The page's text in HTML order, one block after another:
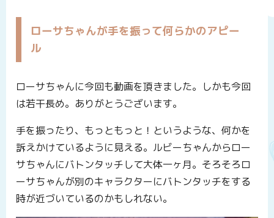
ローサちゃんが手を振って何らかのアピー
ル
ローサちゃんに今回も動画を頂きました。しかも今回
は若干長め。ありがとうございます。
手を振ったり、もっともっと！というような、何かを
訴えかけているように見える。ルビーちゃんからロー
サちゃんにバトンタッチして大体一ヶ月。そろそろロ
ーサちゃんが別のキャラクターにバトンタッチをする
時が近づいているのかもしれない。